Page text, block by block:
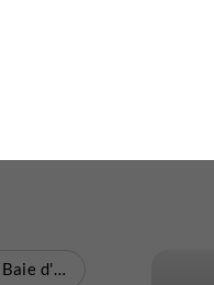
Voyage Hanoi et la Baie d'Halong